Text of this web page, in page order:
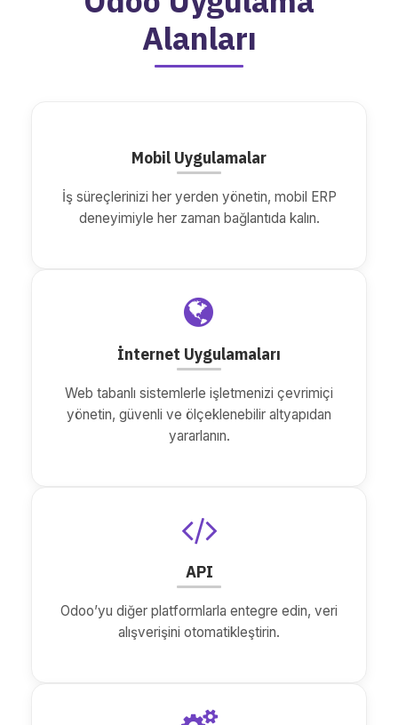
Alanları
Mobil Uygulamalar
İş süreçlerinizi her yerden yönetin, mobil ERP
deneyimiyle her zaman bağlantıda kalın.
İnternet Uygulamaları
Web tabanlı sistemlerle işletmenizi çevrimiçi
yönetin, güvenli ve ölçeklenebilir altyapıdan
yararlanın.
API
Odoo’yu diğer platformlarla entegre edin, veri
alışverişini otomatikleştirin.